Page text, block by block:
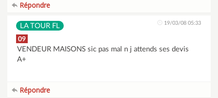
Répondre
LA TOUR FL 19/03/08 05:33
09
VENDEUR MAISONS sic pas mal n j attends ses devis
A+
Répondre